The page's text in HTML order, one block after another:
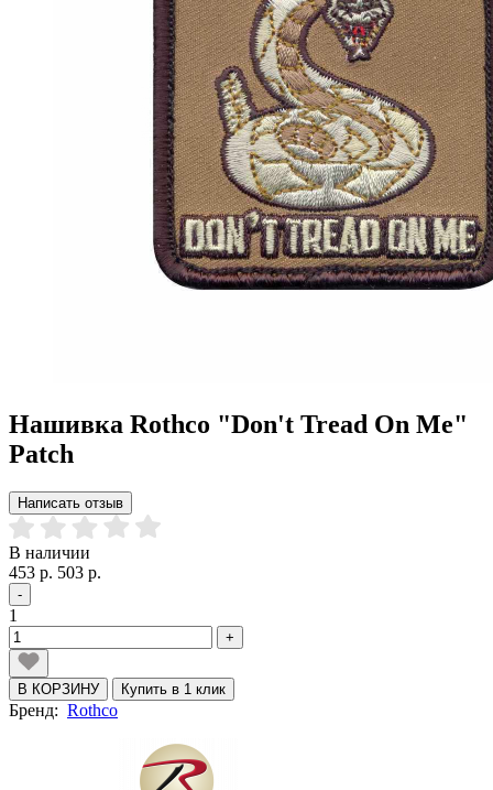
Нашивка Rothco "Don't Tread On Me"
Patch
Написать отзыв
В наличии
453 р. 503 р.
-
1
+
В КОРЗИНУ Купить в 1 клик
Бренд: Rothco